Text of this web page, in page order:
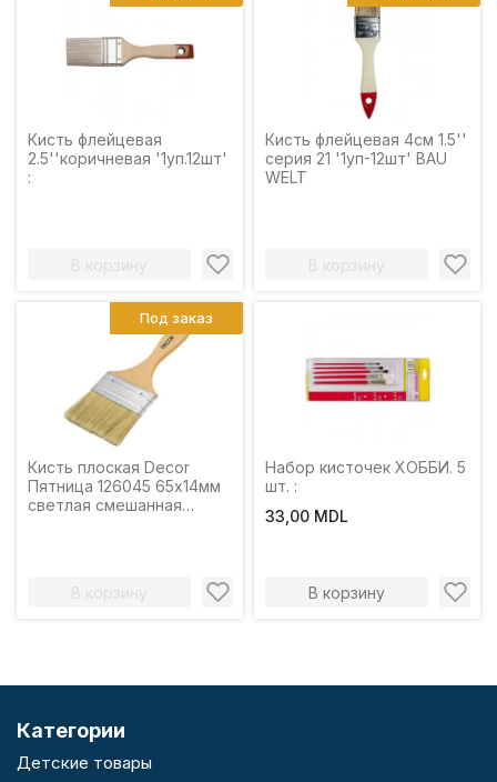
Кисть флейцевая
2.5''коричневая '1уп.12шт'
:
В корзину
Кисть флейцевая 4см 1.5''
серия 21 '1уп-12шт' BAU
WELT
В корзину
Кисть плоская Decor
Пятница 126045 65х14мм
светлая смешанная
В корзину
Под заказ
Набор кисточек ХОББИ. 5
шт. :
33,00 MDL
В корзину
Категории
Детские товары